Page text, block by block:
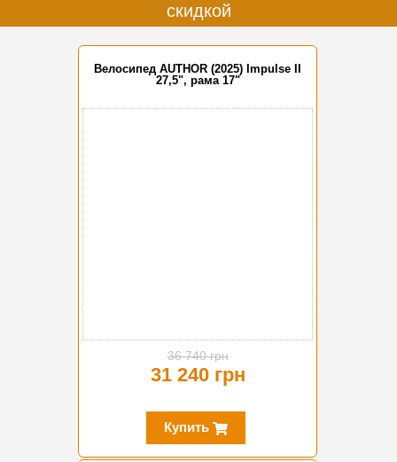
скидкой
Велосипед AUTHOR (2025) Impulse II
27,5", рама 17"
36 740 грн
31 240 грн
Купить